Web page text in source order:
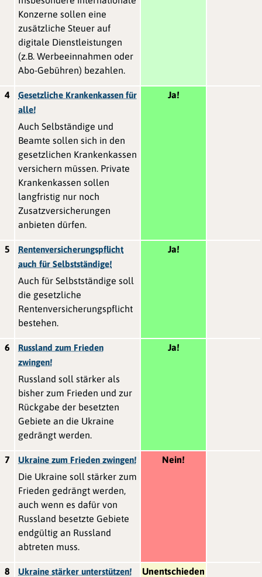
Konzerne sollen eine
zusätzliche Steuer auf
digitale Dienstleistungen
(z.B. Werbeeinnahmen oder
Abo-Gebühren) bezahlen.
4
Gesetzliche Krankenkassen für
alle!
Auch Selbständige und
Beamte sollen sich in den
gesetzlichen Krankenkassen
versichern müssen. Private
Krankenkassen sollen
langfristig nur noch
Zusatzversicherungen
anbieten dürfen.
Ja!
5
Rentenversicherungspflicht
auch für Selbstständige!
Auch für Selbstständige soll
die gesetzliche
Rentenversicherungspflicht
bestehen.
Ja!
6
Russland zum Frieden
zwingen!
Russland soll stärker als
bisher zum Frieden und zur
Rückgabe der besetzten
Gebiete an die Ukraine
gedrängt werden.
Ja!
7 Ukraine zum Frieden zwingen!
Die Ukraine soll stärker zum
Frieden gedrängt werden,
auch wenn es dafür von
Russland besetzte Gebiete
endgültig an Russland
abtreten muss.
Nein!
8 Ukraine stärker unterstützen! Unentschieden